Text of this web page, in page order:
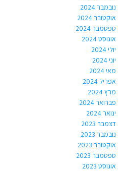
נובמבר 2024
אוקטובר 2024
ספטמבר 2024
אוגוסט 2024
יולי 2024
יוני 2024
מאי 2024
אפריל 2024
מרץ 2024
פברואר 2024
ינואר 2024
דצמבר 2023
נובמבר 2023
אוקטובר 2023
ספטמבר 2023
אוגוסט 2023